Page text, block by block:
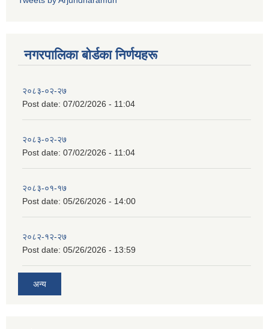
नगरपालिका बाेर्डका निर्णयहरू
२०८३-०२-२७
Post date: 07/02/2026 - 11:04
२०८३-०२-२७
Post date: 07/02/2026 - 11:04
२०८३-०१-१७
Post date: 05/26/2026 - 14:00
२०८२-१२-२७
Post date: 05/26/2026 - 13:59
अन्य